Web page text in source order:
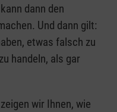
dann den
Und dann gilt:
etwas falsch zu
handeln, als gar
wir Ihnen, wie